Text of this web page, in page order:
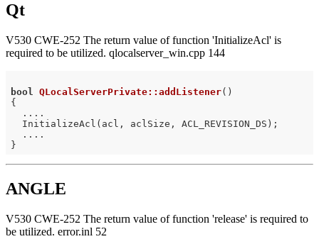
Qt
V530 CWE-252 The return value of function 'InitializeAcl' is
required to be utilized. qlocalserver_win.cpp 144
bool QLocalServerPrivate::addListener()
{
  ....
  InitializeAcl(acl, aclSize, ACL_REVISION_DS);
  ....
ANGLE
V530 CWE-252 The return value of function 'release' is required to
be utilized. error.inl 52